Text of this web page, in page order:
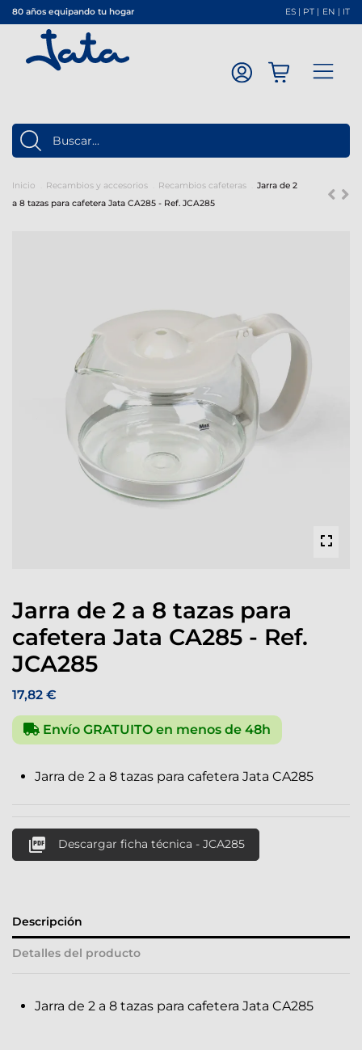
80 años equipando tu hogar ES | PT | EN | IT
Inicio Recambios y accesorios Recambios cafeteras
Jarra de 2
a 8 tazas para cafetera Jata CA285 - Ref. JCA285
Jarra de 2 a 8 tazas para
cafetera Jata CA285 - Ref.
JCA285
17,82 €
Envío GRATUITO en menos de 48h
Jarra de 2 a 8 tazas para cafetera Jata CA285
 Descargar ficha técnica - JCA285
Descripción
Detalles del producto
Jarra de 2 a 8 tazas para cafetera Jata CA285